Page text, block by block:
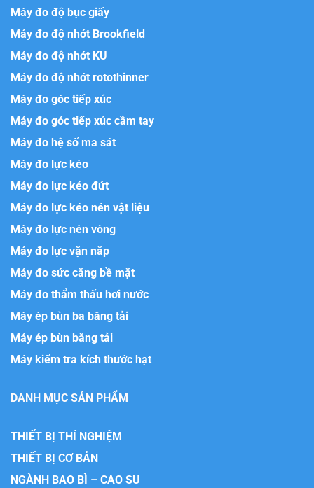
Máy đo độ bục giấy
Máy đo độ nhớt Brookfield
Máy đo độ nhớt KU
Máy đo độ nhớt rotothinner
Máy đo góc tiếp xúc
Máy đo góc tiếp xúc cầm tay
Máy đo hệ số ma sát
Máy đo lực kéo
Máy đo lực kéo đứt
Máy đo lực kéo nén vật liệu
Máy đo lực nén vòng
Máy đo lực vặn nắp
Máy đo sức căng bề mặt
Máy đo thẩm thấu hơi nước
Máy ép bùn ba băng tải
Máy ép bùn băng tải
Máy kiểm tra kích thước hạt
DANH MỤC SẢN PHẨM
THIẾT BỊ THÍ NGHIỆM
THIẾT BỊ CƠ BẢN
NGÀNH BAO BÌ – CAO SU